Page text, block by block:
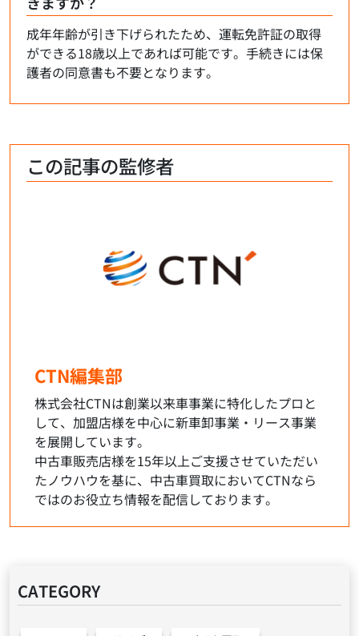
成年年齢が引き下げられたため、運転免許証の取得
ができる18歳以上であれば可能です。手続きには保
護者の同意書も不要となります。
この記事の監修者
CTN編集部
株式会社CTNは創業以来車事業に特化したプロと
して、加盟店様を中心に新車卸事業・リース事業
を展開しています。
中古車販売店様を15年以上ご支援させていただい
たノウハウを基に、中古車買取においてCTNなら
ではのお役立ち情報を配信しております。
CATEGORY